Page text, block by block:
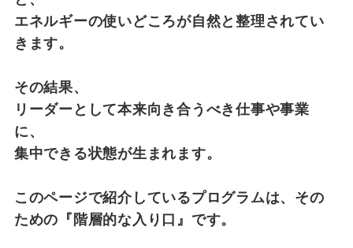
エネルギーの使いどころが自然と整理されてい
きます。
その結果、
リーダーとして本来向き合うべき仕事や事業
に、
集中できる状態が生まれます。
このページで紹介しているプログラムは、その
ための『階層的な入り口』です。